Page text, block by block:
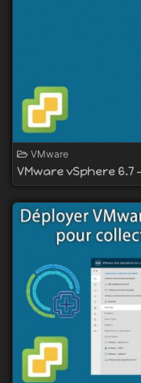
VMware
VMware vSphere